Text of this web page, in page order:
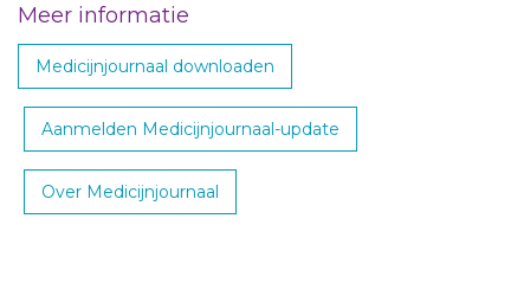
Meer informatie
Medicijnjournaal downloaden
Aanmelden Medicijnjournaal-update
Over Medicijnjournaal